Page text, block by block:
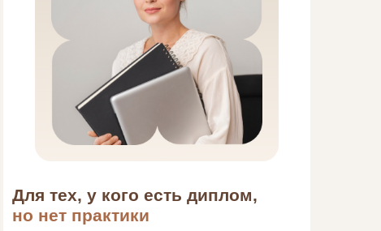
Для тех, у кого есть диплом,
но нет практики